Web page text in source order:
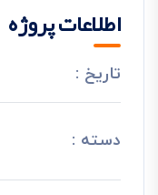
اطلاعات پروژه
تاریخ :
دسته :